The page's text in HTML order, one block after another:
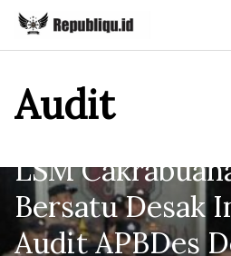
Skip
content
Audit
LSM
Bersatu Desak
Audit APBDes